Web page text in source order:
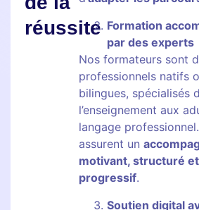
réussite Formation
par des experts
Nos formateurs sont
professionnels natifs
bilingues, spécialisés
l’enseignement aux
langage
assurent un
motivant, structuré et
progressif.
Soutien digital